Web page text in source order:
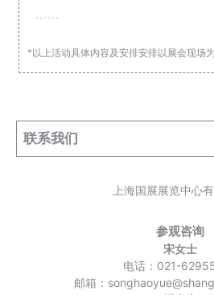
……
*以上活动具体内容及安排安排以展会现场
联系我们
上海国展展览中心
参观咨询
宋女士
电话：021-
邮箱：